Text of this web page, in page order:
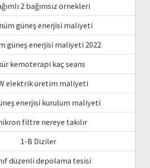
2 bağımsız örnekleri
güneş enerjisi maliyeti
güneş enerjisi maliyeti 2022
kemoterapi kaç seans
elektrik üretim maliyeti
enerjisi kurulum maliyeti
filtre nereye takılır
1-B Diziler
düzenli depolama tesisi